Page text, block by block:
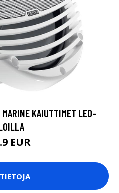
KAIUTTIMET LED-
EUR